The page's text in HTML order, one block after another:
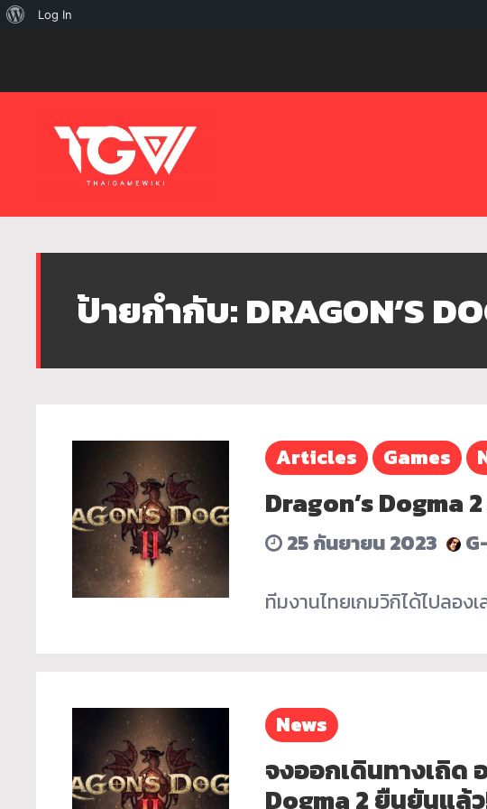
ป้ายกำกับ:DRAGON’S
Articles Games
Dragon’s Dogma
25 กันยายน 2023
ทีมงานไทยเกมวิกิได้ไปลอง
News
จงออกเดินทางเถิด
Dogma 2 ยืนยันแล้
เกี่ยวLog In